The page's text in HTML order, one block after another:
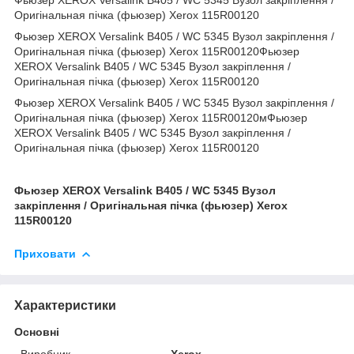
Оригінальная пічка (фьюзер) Xerox 115R00120
Фьюзер XEROX Versalink B405 / WC 5345 Вузол закріплення /
Оригінальная пічка (фьюзер) Xerox 115R00120Фьюзер
XEROX Versalink B405 / WC 5345 Вузол закріплення /
Оригінальная пічка (фьюзер) Xerox 115R00120
Фьюзер XEROX Versalink B405 / WC 5345 Вузол закріплення /
Оригінальная пічка (фьюзер) Xerox 115R00120мФьюзер
XEROX Versalink B405 / WC 5345 Вузол закріплення /
Оригінальная пічка (фьюзер) Xerox 115R00120
Фьюзер XEROX Versalink B405 / WC 5345 Вузол
закріплення / Оригінальная пічка (фьюзер) Xerox
115R00120
Приховати
Характеристики
Основні